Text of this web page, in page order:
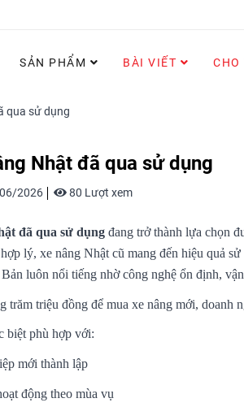
SẢN PHẨM BÀI VIẾT CHO
qua sử dụng
Nhật đã qua sử dụng
2026 80 Lượt xem
đã qua sử dụngđang trở thành lựa chọn
lý, xe nâng Nhật cũ mang đến hiệu quả
luôn nổi tiếng nhờ công nghệ ổn định,
trăm triệu đồng để mua xe nâng mới, doanh
biệt phù hợp với:
mới thành lập
động theo mùa vụ